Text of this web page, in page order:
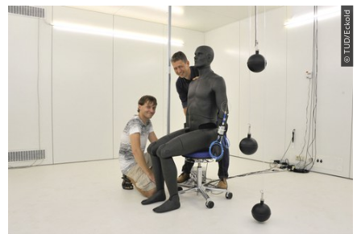
© TUD/Eckold